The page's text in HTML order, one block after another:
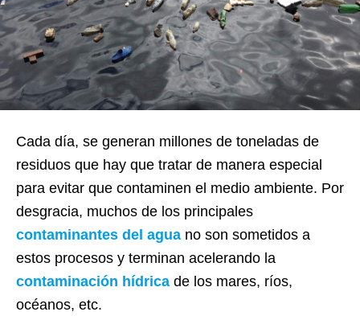
Cada día, se generan millones de toneladas de
residuos que hay que tratar de manera especial
para evitar que contaminen el medio ambiente. Por
desgracia, muchos de los principales
contaminantes del agua no son sometidos a
estos procesos y terminan acelerando la
contaminación hídrica de los mares, ríos,
océanos, etc.